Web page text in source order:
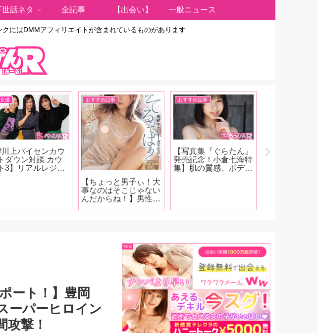
にはDMMアフィリエイトが含まれているものがあります
世話ネタ 全記事 【出会い】 一般ニュース
優
川上パイセンカウ
ダウン対談 カウ
3】リアルレジェ
話から引退後の動
語り尽くす【前
おすすめ記事
【ちょっと男子ぃ！大
事なのはそこじゃない
んだからね！】男性が
に感じているか確かめ
る方法」の真実を語
おすすめ記事
【写真集『ぐらたん』
発売記念！小倉七海特
集】肌の質感、ボディ
天性の魅力をAV廃人
【
ート！】豊岡
ーパーヒロイン
撃！